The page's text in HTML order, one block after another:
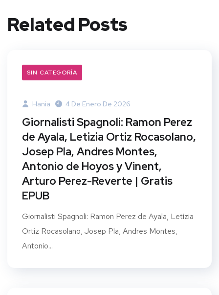
Related Posts
SIN CATEGORÍA
Hania 4 De Enero De 2026
Giornalisti Spagnoli: Ramon Perez
de Ayala, Letizia Ortiz Rocasolano,
Josep Pla, Andres Montes,
Antonio de Hoyos y Vinent,
Arturo Perez-Reverte | Gratis
EPUB
Giornalisti Spagnoli: Ramon Perez de Ayala, Letizia
Ortiz Rocasolano, Josep Pla, Andres Montes,
Antonio...